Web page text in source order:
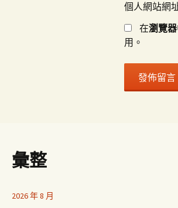
個人網站網
在瀏覽器
用。
彙整
2026 年 8 月